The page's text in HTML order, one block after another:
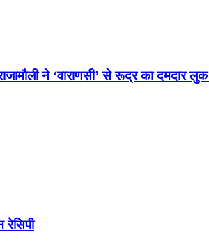
ने ‘वाराणसी’ से रूद्र का दमदार लुक